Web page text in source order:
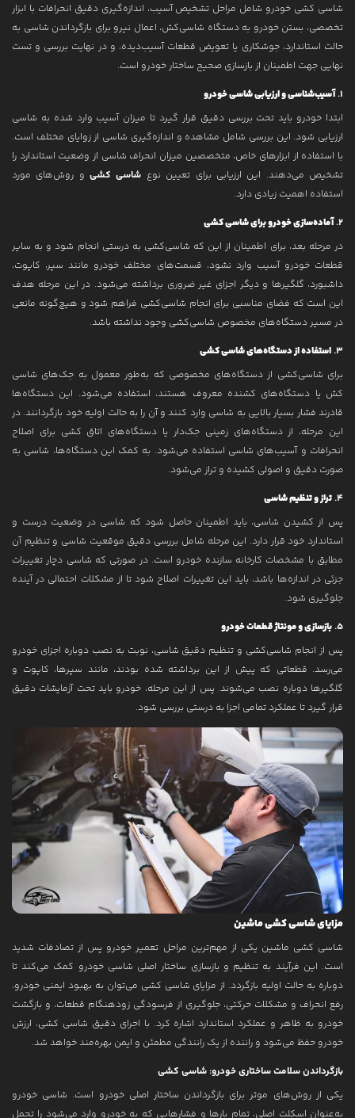
شاسی کشی خودرو شامل مراحل تشخیص آسیب، اندازه‌گیری دقیق انحرافات با ابزار
تخصصی، بستن خودرو به دستگاه شاسی‌کش، اعمال نیرو برای بازگرداندن شاسی به
حالت استاندارد، جوشکاری یا تعویض قطعات آسیب‌دیده، و در نهایت بررسی و تست
نهایی جهت اطمینان از بازسازی صحیح ساختار خودرو است.
1. آسیب‌شناسی و ارزیابی شاسی خودرو
ابتدا خودرو باید تحت بررسی دقیق قرار گیرد تا میزان آسیب وارد شده به شاسی
ارزیابی شود. این بررسی شامل مشاهده و اندازه‌گیری شاسی از زوایای مختلف است.
با استفاده از ابزارهای خاص، متخصصین میزان انحراف شاسی از وضعیت استاندارد را
تشخیص می‌دهند. این ارزیابی برای تعیین نوع شاسی کشیو روش‌های مورد
استفاده اهمیت زیادی دارد.
2. آماده‌سازی خودرو برای شاسی کشی
در مرحله بعد، برای اطمینان از این که شاسی‌کشی به درستی انجام شود و به سایر
قطعات خودرو آسیب وارد نشود، قسمت‌های مختلف خودرو مانند سپر، کاپوت،
داشبورد، گلگیرها و دیگر اجزای غیر ضروری برداشته می‌شود. در این مرحله هدف
این است که فضای مناسبی برای انجام شاسی‌کشی فراهم شود و هیچ‌گونه مانعی
در مسیر دستگاه‌های مخصوص شاسی‌کشی وجود نداشته باشد.
3. استفاده از دستگاه‌های شاسی کشی
برای شاسی‌کشی از دستگاه‌های مخصوصی که به‌طور معمول به جک‌های شاسی
کش یا دستگاه‌های کشنده معروف هستند، استفاده می‌شود. این دستگاه‌ها
قادرند فشار بسیار بالایی به شاسی وارد کنند و آن را به حالت اولیه خود بازگردانند. در
این مرحله، از دستگاه‌های زمینی جک‌دار یا دستگاه‌های اتاق کشی برای اصلاح
انحرافات و آسیب‌های شاسی استفاده می‌شود. به کمک این دستگاه‌ها، شاسی به
صورت دقیق و اصولی کشیده و تراز می‌شود.
4. تراز و تنظیم شاسی
پس از کشیدن شاسی، باید اطمینان حاصل شود که شاسی در وضعیت درست و
استاندارد خود قرار دارد. این مرحله شامل بررسی دقیق موقعیت شاسی و تنظیم آن
مطابق با مشخصات کارخانه سازنده خودرو است. در صورتی که شاسی دچار تغییرات
جزئی در اندازه‌ها باشد، باید این تغییرات اصلاح شود تا از مشکلات احتمالی در آینده
جلوگیری شود.
5. بازسازی و مونتاژ قطعات خودرو
پس از انجام شاسی‌کشی و تنظیم دقیق شاسی، نوبت به نصب دوباره اجزای خودرو
می‌رسد. قطعاتی که پیش از این برداشته شده بودند، مانند سپرها، کاپوت و
گلگیرها دوباره نصب می‌شوند. پس از این مرحله، خودرو باید تحت آزمایشات دقیق
قرار گیرد تا عملکرد تمامی اجزا به درستی بررسی شود.
مزایای شاسی کشی ماشین
شاسی کشی ماشین یکی از مهم‌ترین مراحل تعمیر خودرو پس از تصادفات شدید
است. این فرآیند به تنظیم و بازسازی ساختار اصلی شاسی خودرو کمک می‌کند تا
دوباره به حالت اولیه بازگردد. از مزایای شاسی کشی می‌توان به بهبود ایمنی خودرو،
رفع انحراف و مشکلات حرکتی، جلوگیری از فرسودگی زودهنگام قطعات، و بازگشت
خودرو به ظاهر و عملکرد استاندارد اشاره کرد. با اجرای دقیق شاسی کشی، ارزش
خودرو حفظ می‌شود و راننده از یک رانندگی مطمئن و ایمن بهره‌مند خواهد شد.
بازگرداندن سلامت ساختاری خودرو: شاسی کشی
یکی از روش‌های موثر برای بازگرداندن ساختار اصلی خودرو است. شاسی خودرو
به‌عنوان اسکلت اصلی، تمام بارها و فشارهایی که به خودرو وارد می‌شود را تحمل